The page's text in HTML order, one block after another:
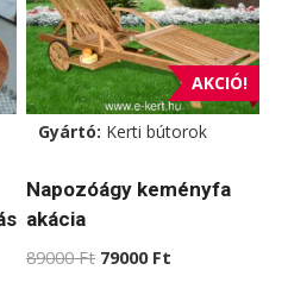
AKCIÓ!
Gyártó: Kerti bútorok
Napozóágy keményfa
akácia
89000Ft Original
79000 Ft